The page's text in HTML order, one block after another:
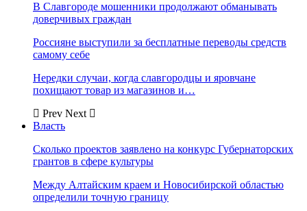
В Славгороде мошенники продолжают обманывать
доверчивых граждан
Россияне выступили за бесплатные переводы средств
самому себе
Нередки случаи, когда славгородцы и яровчане
похищают товар из магазинов и…
Prev Next
Власть
Сколько проектов заявлено на конкурс Губернаторских
грантов в сфере культуры
Между Алтайским краем и Новосибирской областью
определили точную границу